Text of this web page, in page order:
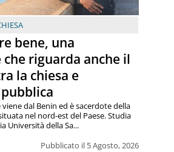
bene, una
riguarda anche il
la chiesa e
Pubblicato il 5 Agosto, 2026
viene dal Benin ed è sacerdote della
nel nord-est del Paese. Studia
Università della Sa...